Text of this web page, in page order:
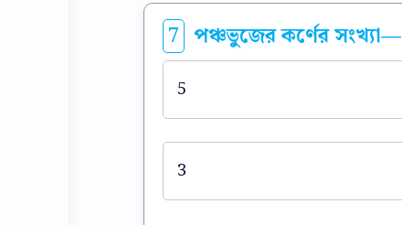
7 পঞ্চভুজের কর্ণের সংখ্যা—
5
3